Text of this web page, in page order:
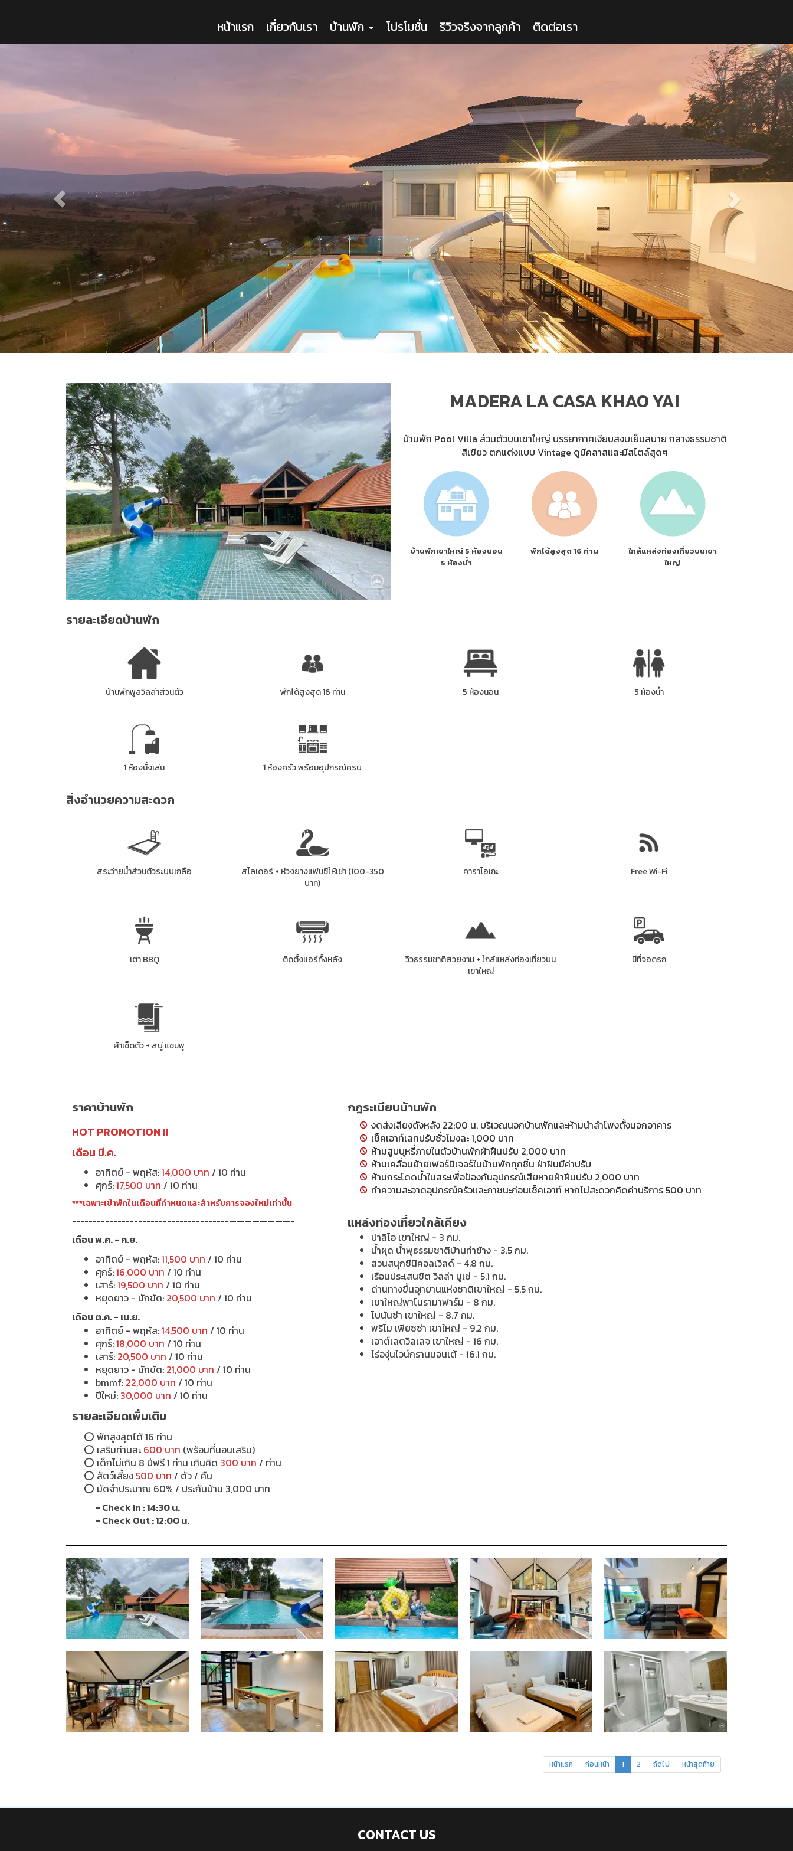
หน้าแรก เกี่ยวกับเรา บ้านพัก โปรโมชั่น รีวิวจริงจากลูกค้า ติดต่อเรา
MADERA LA CASA KHAO YAI
บ้านพัก Pool Villa ส่วนตัวบนเขาใหญ่ บรรยากาศเงียบสงบเย็นสบาย กลางธรรมชาติ
สีเขียว ตกแต่งแบบ Vintage ดูมีคลาสและมีสไตล์สุดๆ
บ้านพักเขาใหญ่ 5 ห้องนอน
5 ห้องน้ำ
พักได้สูงสุด 16 ท่าน
ใกล้แหล่งท่องเที่ยวบนเขา
ใหญ่
รายละเอียดบ้านพัก
บ้านพักพูลวิลล่าส่วนตัว พักได้สูงสุด 16 ท่าน 5 ห้องนอน 5 ห้องน้ำ
1 ห้องนั่งเล่น 1 ห้องครัว พร้อมอุปกรณ์ครบ
สิ่งอำนวยความสะดวก
สระว่ายน้ำส่วนตัวระบบเกลือ
สไลเดอร์ + ห่วงยางแฟนซีให้เช่า (100-350
บาท)
คาราโอเกะ Free Wi-Fi
เตา BBQ ติดตั้งแอร์ทั้งหลัง
วิวธรรมชาติสวยงาม + ใกล้แหล่งท่องเที่ยวบน
เขาใหญ่
มีที่จอดรถ
ผ้าเช็ดตัว + สบู่ แชมพู
ราคาบ้านพัก
HOT PROMOTION !!
เดือน มี.ค.
อาทิตย์ - พฤหัส:14,000 บาท / 10 ท่าน
ศุกร์:17,500 บาท / 10 ท่าน
***เฉพาะเข้าพักในเดือนที่กำหนดและสำหรับการจองใหม่เท่านั้น
--------------------------------------————————-
เดือน พ.ค. - ก.ย.
อาทิตย์ - พฤหัส:11,500 บาท / 10 ท่าน
ศุกร์:16,000 บาท / 10 ท่าน
เสาร์:19,500 บาท / 10 ท่าน
หยุดยาว - นักขัต: 20,500 บาท / 10 ท่าน
เดือน ต.ค. - เม.ย.
อาทิตย์ - พฤหัส:14,500 บาท / 10 ท่าน
ศุกร์:18,000 บาท / 10 ท่าน
เสาร์: 20,500 บาท / 10 ท่าน
หยุดยาว - นักขัต: 21,000 บาท / 10 ท่าน
bmmf: 22,000 บาท / 10 ท่าน
ปีใหม่: 30,000 บาท / 10 ท่าน
รายละเอียดเพิ่มเติม
⭕ พักสูงสุดได้ 16 ท่าน
⭕ เสริมท่านละ 600 บาท (พร้อมที่นอนเสริม)
⭕ เด็กไม่เกิน 8 ปีฟรี 1 ท่าน เกินคิด 300 บาท / ท่าน
⭕ สัตว์เลี้ยง 500 บาท / ตัว / คืน
⭕ มัดจำประมาณ 60% / ประกันบ้าน 3,000 บาท
- Check In : 14:30 น.
- Check Out : 12:00 น.
กฎระเบียบบ้านพัก
งดส่งเสียงดังหลัง 22:00 น. บริเวณนอกบ้านพักและห้ามนำลำโพงตั้งนอกอาคาร
เช็คเอาท์เลทปรับชั่วโมงละ1,000 บาท
ห้ามสูบบุหรี่ภายในตัวบ้านพักฝ่าฝืนปรับ 2,000 บาท
ห้ามเคลื่อนย้ายเฟอร์นิเจอร์ในบ้านพักทุกชิ้น ฝ่าฝืนมีค่าปรับ
ห้ามกระโดดน้ำในสระเพื่อป้องกันอุปกรณ์เสียหายฝ่าฝืนปรับ 2,000 บาท
ทำความสะอาดอุปกรณ์ครัวและภาชนะก่อนเช็คเอาท์ หากไม่สะดวกคิดค่าบริการ 500 บาท
แหล่งท่องเที่ยวใกล้เคียง
ปาลิโอ เขาใหญ่ - 3 กม.
น้ำผุด น้ำพุธรรมชาติบ้านท่าช้าง - 3.5 กม.
สวนสนุกซีนิคอลเวิลด์ - 4.8 กม.
เรือนประเสนชิต วิลล่า มูเซ่ - 5.1 กม.
ด่านทางขึ้นอุทยานแห่งชาติเขาใหญ่ - 5.5 กม.
เขาใหญ่พาโนรามาฟาร์ม - 8 กม.
โบนันซ่า เขาใหญ่ - 8.7 กม.
พรีโม เพียซซ่า เขาใหญ่ - 9.2 กม.
เอาต์เลตวิลเลจ เขาใหญ่ - 16 กม.
ไร่องุ่นไวน์กรานมอนเต้ - 16.1 กม.
หน้าแรก ก่อนหน้า 1 2 ถัดไป หน้าสุดท้าย
CONTACT US